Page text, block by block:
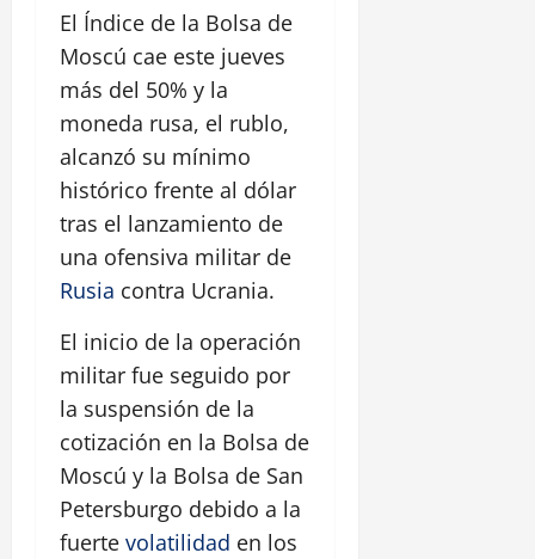
El Índice de la Bolsa de
Moscú cae este jueves
más del 50% y la
moneda rusa, el rublo,
alcanzó su mínimo
histórico frente al dólar
tras el lanzamiento de
una ofensiva militar de
Rusia contra Ucrania.
El inicio de la operación
militar fue seguido por
la suspensión de la
cotización en la Bolsa de
Moscú y la Bolsa de San
Petersburgo debido a la
fuerte volatilidad en los